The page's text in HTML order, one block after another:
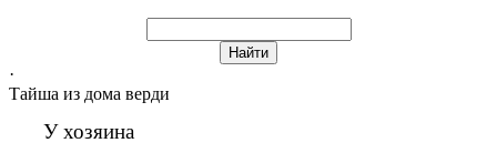
·
Тайша из дома верди
У хозяина